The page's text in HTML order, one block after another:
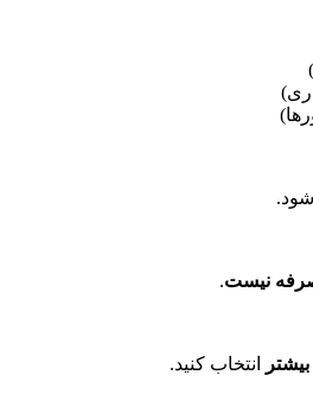
نیست.
انتخاب کنید.